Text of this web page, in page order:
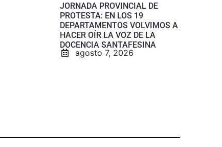
JORNADA PROVINCIAL DE
PROTESTA: EN LOS 19
DEPARTAMENTOS VOLVIMOS A
HACER OÍR LA VOZ DE LA
DOCENCIA SANTAFESINA
agosto 7, 2026